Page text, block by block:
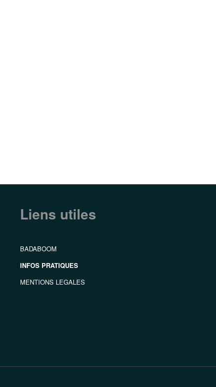
Liens utiles
BADABOOM
INFOS PRATIQUES
MENTIONS LEGALES